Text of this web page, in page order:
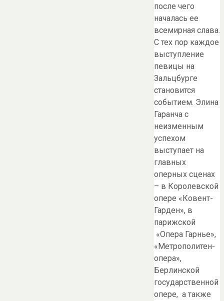
после чего
началась ее
всемирная слава.
С тех пор каждое
выступление
певицы на
Зальцбурге
становится
событием. Элина
Гаранча с
неизменным
успехом
выступает на
главных
оперных сценах
– в Королевской
опере «Ковент-
Гарден», в
парижской
«Опера Гарнье»,
«Метрополитен-
опера»,
Берлинской
государственной
опере, а также